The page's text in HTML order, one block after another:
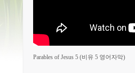
Parables of Jesus 5 (비유 5 영어자막)